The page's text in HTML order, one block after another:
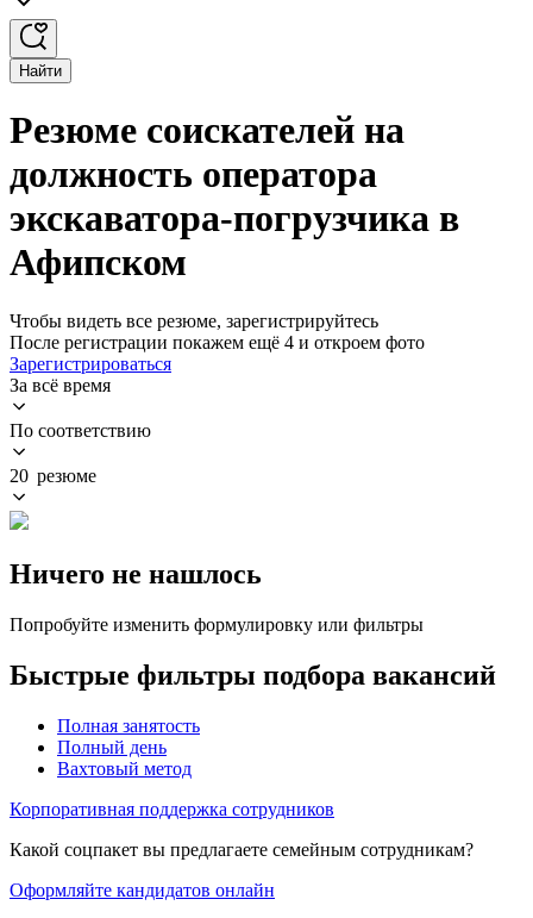
Найти
Резюме соискателей на
должность оператора
экскаватора-погрузчика в
Афипском
Чтобы видеть все резюме, зарегистрируйтесь
После регистрации покажем ещё 4 и откроем фото
Зарегистрироваться
За всё время
По соответствию
20 резюме
Ничего не нашлось
Попробуйте изменить формулировку или фильтры
Быстрые фильтры подбора вакансий
Полная занятость
Полный день
Вахтовый метод
Корпоративная поддержка сотрудников
Какой соцпакет вы предлагаете семейным сотрудникам?
Оформляйте кандидатов онлайн